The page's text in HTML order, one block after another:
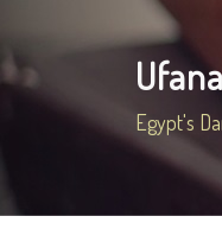
Egypt's